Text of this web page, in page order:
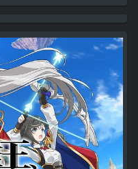
とのない、祖父が生前世界中
その扉を開くと、その先は